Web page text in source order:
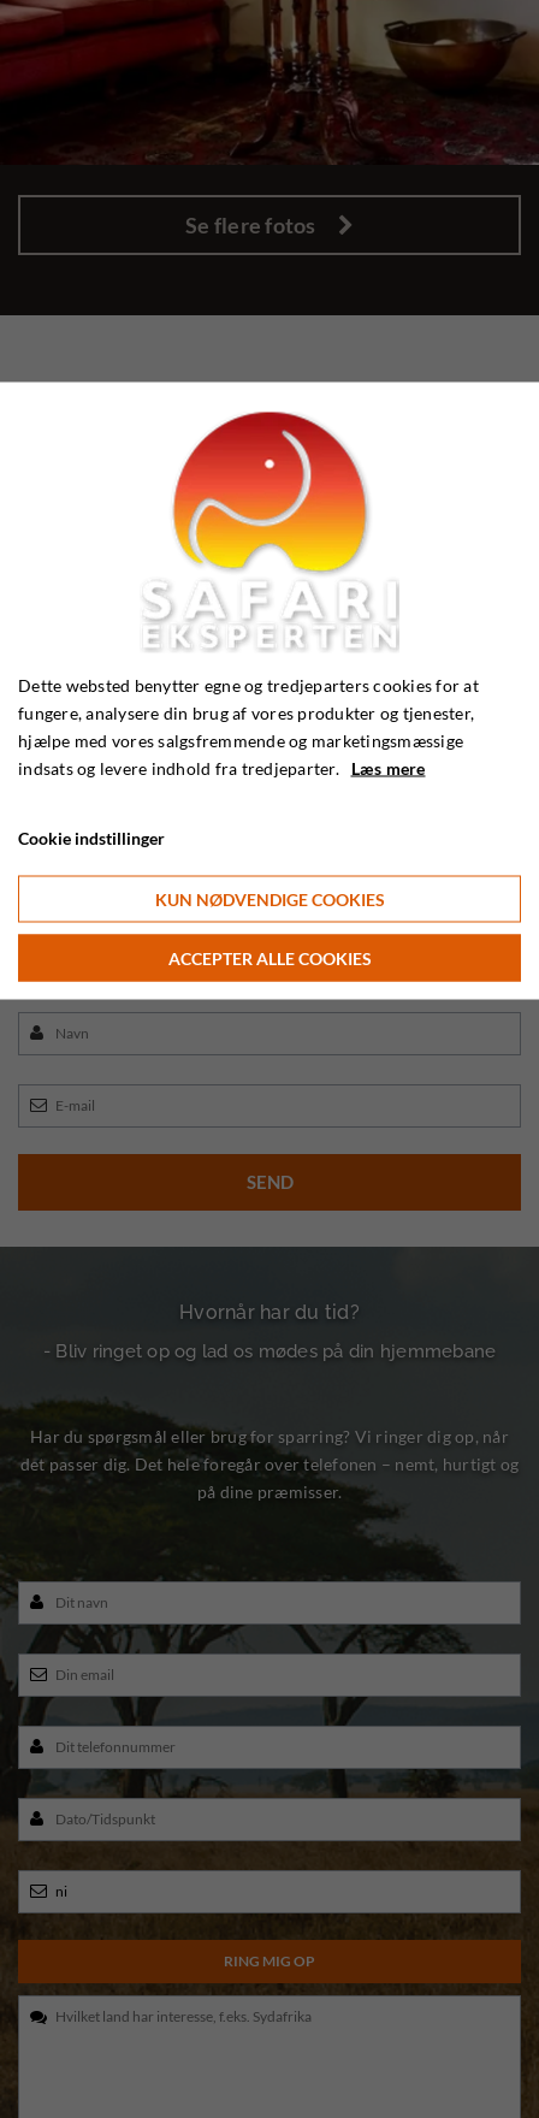
Se flere fotos
HAR DU SPØRGSMÅL?
Email:info@safarieksperten.dk
Telefon: 56 36 25 45
Hvornår har du tid?
- Bliv ringet op og lad os mødes på din hjemmebane
Har du spørgsmål eller brug for sparring? Vi ringer dig op, når
det passer dig. Det hele foregår over telefonen – nemt, hurtigt og
på dine præmisser.
Dette websted benytter egne og tredjeparters cookies for at
fungere, analysere din brug af vores produkter og tjenester,
hjælpe med vores salgsfremmende og marketingsmæssige
indsats og levere indhold fra tredjeparter. Læs mere
Cookie indstillinger
KUN NØDVENDIGE COOKIES
ACCEPTER ALLE COOKIES